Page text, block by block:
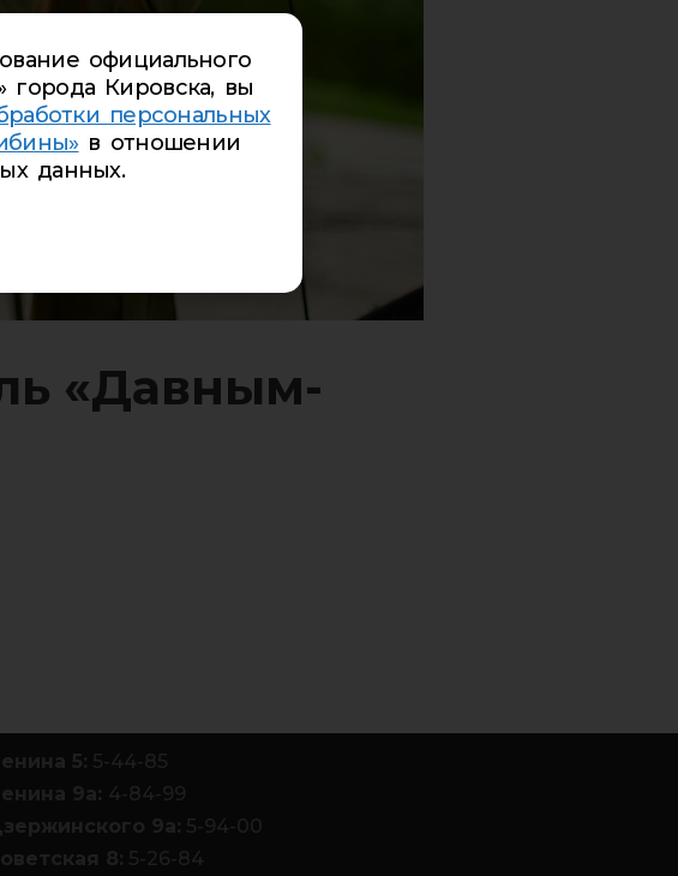
«Давным-
официального
города Кировска, вы
персональных
в отношении
данных.